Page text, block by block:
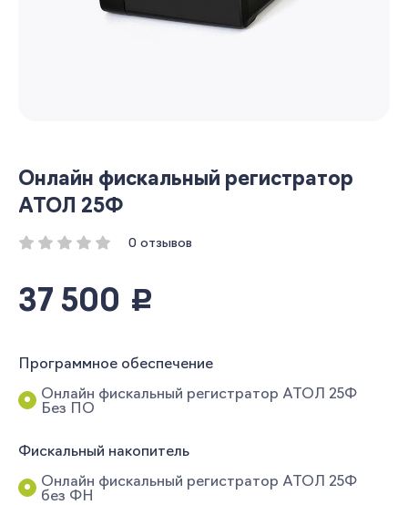
Онлайн фискальный регистратор
АТОЛ 25Ф
0 отзывов
37 500 руб.
Программное обеспечение
Онлайн фискальный регистратор АТОЛ 25Ф
Без ПО
Фискальный накопитель
Онлайн фискальный регистратор АТОЛ 25Ф
без ФН